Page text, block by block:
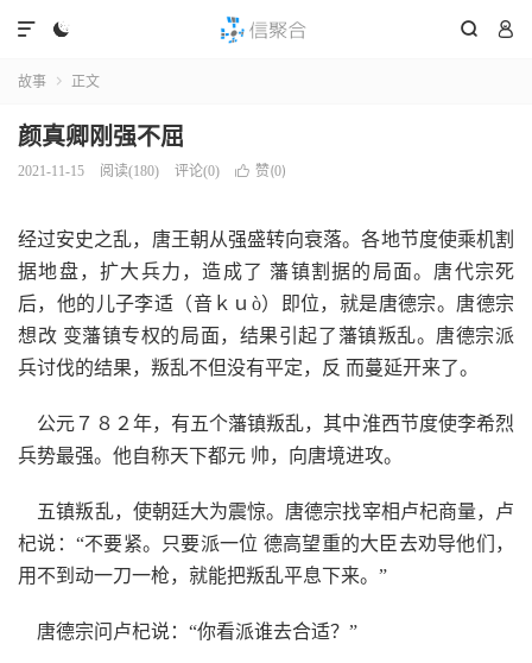
  

故事  正文
颜真卿刚强不屈
2021-11-15 阅读(180) 评论(0)  赞(0)
经过安史之乱，唐王朝从强盛转向衰落。各地节度使乘机割
据地盘，扩大兵力，造成了 藩镇割据的局面。唐代宗死
后，他的儿子李适（音ｋｕò）即位，就是唐德宗。唐德宗
想改 变藩镇专权的局面，结果引起了藩镇叛乱。唐德宗派
兵讨伐的结果，叛乱不但没有平定，反 而蔓延开来了。
公元７８２年，有五个藩镇叛乱，其中淮西节度使李希烈
兵势最强。他自称天下都元 帅，向唐境进攻。
五镇叛乱，使朝廷大为震惊。唐德宗找宰相卢杞商量，卢
杞说：“不要紧。只要派一位 德高望重的大臣去劝导他们，
用不到动一刀一枪，就能把叛乱平息下来。”
唐德宗问卢杞说：“你看派谁去合适？”